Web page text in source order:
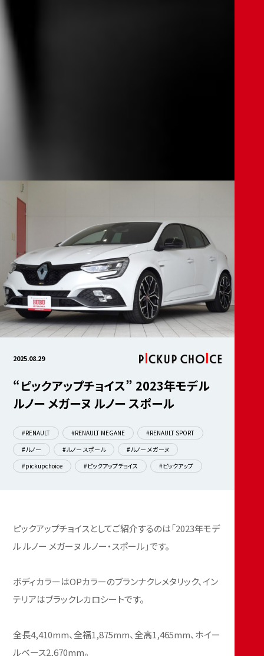
2025.08.29
“ピックアップチョイス” 2023年モデル
ルノー メガーヌ ルノー スポール
#RENAULT #RENAULT MEGANE
#RENAULT SPORT
#ルノー
#ルノー スポール
#ルノー メガーヌ
#pickupchoice
#ピックアップチョイス #ピックアップ
ピックアップチョイスとしてご紹介するのは「2023年モデ
ル ルノー メガーヌ ルノー・スポール」です。
ボディカラーはOPカラーのブランナクレメタリック、イン
テリアはブラックレカロシートです。
全長4,410mm、全福1,875mm、全高1,465mm、ホイー
ルベース2,670mm。